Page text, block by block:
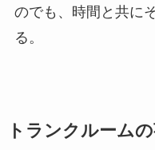
のでも、時間と共に
る。
トランクルーム